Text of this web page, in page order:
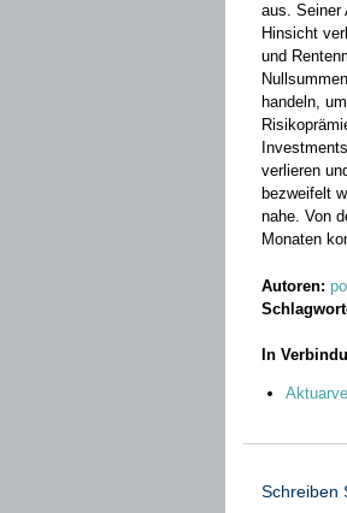
aus. Seiner
Hinsicht
und
handeln,
verlieren
bezweifelt
nahe. Von
Monaten
Autoren:
In
Schreiben